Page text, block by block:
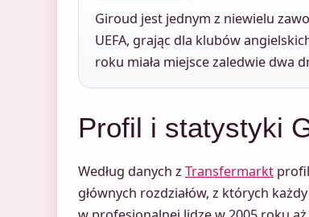
Giroud jest jednym z niewielu
UEFA, grając dla klubów
roku miała miejsce zaledwie dwa
Profil i statystyki
Według danych z Transfermarkt
głównych rozdziałów, z których